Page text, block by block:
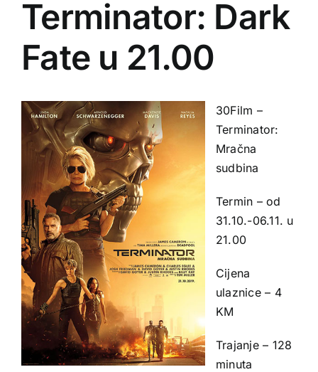
Terminator: Dark
Fate u 21.00
30Film –
Terminator:
Mračna
sudbina
Termin – od
31.10.-06.11. u
21.00
Cijena
ulaznice – 4
KM
Trajanje – 128
minuta